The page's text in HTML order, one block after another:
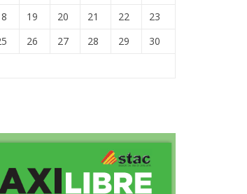
19 20 21 22
23
26 27 28 29
30